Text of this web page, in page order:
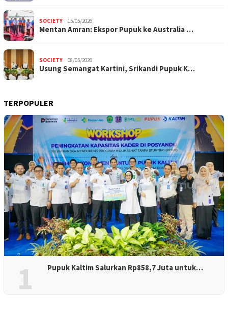
SOCIETY 15/05/2026
Mentan Amran: Ekspor Pupuk ke Australia …
SOCIETY 08/05/2026
Usung Semangat Kartini, Srikandi Pupuk K…
TERPOPULER
1 Pupuk Kaltim Salurkan Rp858,7 Juta untuk…